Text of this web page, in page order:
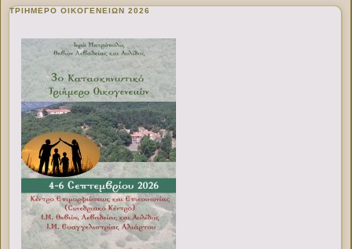
ΤΡΙΗΜΕΡΟ ΟΙΚΟΓΕΝΕΙΩΝ 2026